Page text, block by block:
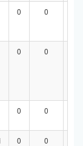
0 0
0 0
0 0
0 0